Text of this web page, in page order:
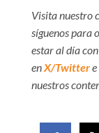
Visita nuestro
síguenos para
estar al día
enX/Twittere
nuestros